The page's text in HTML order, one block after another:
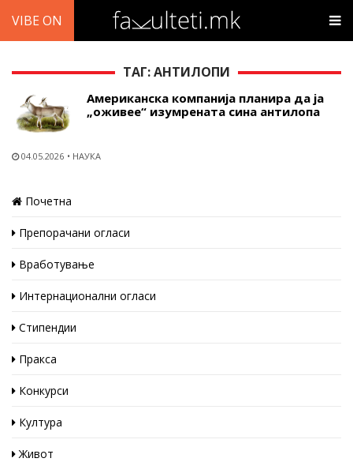
VIBE ON
ТАГ: АНТИЛОПИ
Американска компанија планира да ја
„оживее“ изумрената сина антилопа
04.05.2026 НАУКА
Почетна
Препорачани огласи
Вработување
Интернационални огласи
Стипендии
Пракса
Конкурси
Култура
Живот